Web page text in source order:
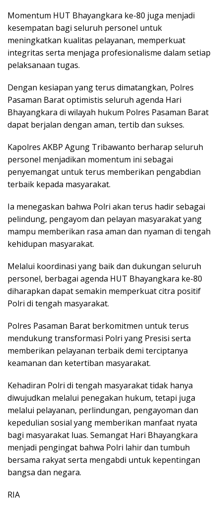
Momentum HUT Bhayangkara ke-80 juga menjadi
kesempatan bagi seluruh personel untuk
meningkatkan kualitas pelayanan, memperkuat
integritas serta menjaga profesionalisme dalam setiap
pelaksanaan tugas.
Dengan kesiapan yang terus dimatangkan, Polres
Pasaman Barat optimistis seluruh agenda Hari
Bhayangkara di wilayah hukum Polres Pasaman Barat
dapat berjalan dengan aman, tertib dan sukses.
Kapolres AKBP Agung Tribawanto berharap seluruh
personel menjadikan momentum ini sebagai
penyemangat untuk terus memberikan pengabdian
terbaik kepada masyarakat.
Ia menegaskan bahwa Polri akan terus hadir sebagai
pelindung, pengayom dan pelayan masyarakat yang
mampu memberikan rasa aman dan nyaman di tengah
kehidupan masyarakat.
Melalui koordinasi yang baik dan dukungan seluruh
personel, berbagai agenda HUT Bhayangkara ke-80
diharapkan dapat semakin memperkuat citra positif
Polri di tengah masyarakat.
Polres Pasaman Barat berkomitmen untuk terus
mendukung transformasi Polri yang Presisi serta
memberikan pelayanan terbaik demi terciptanya
keamanan dan ketertiban masyarakat.
Kehadiran Polri di tengah masyarakat tidak hanya
diwujudkan melalui penegakan hukum, tetapi juga
melalui pelayanan, perlindungan, pengayoman dan
kepedulian sosial yang memberikan manfaat nyata
bagi masyarakat luas. Semangat Hari Bhayangkara
menjadi pengingat bahwa Polri lahir dan tumbuh
bersama rakyat serta mengabdi untuk kepentingan
bangsa dan negara.
RIA